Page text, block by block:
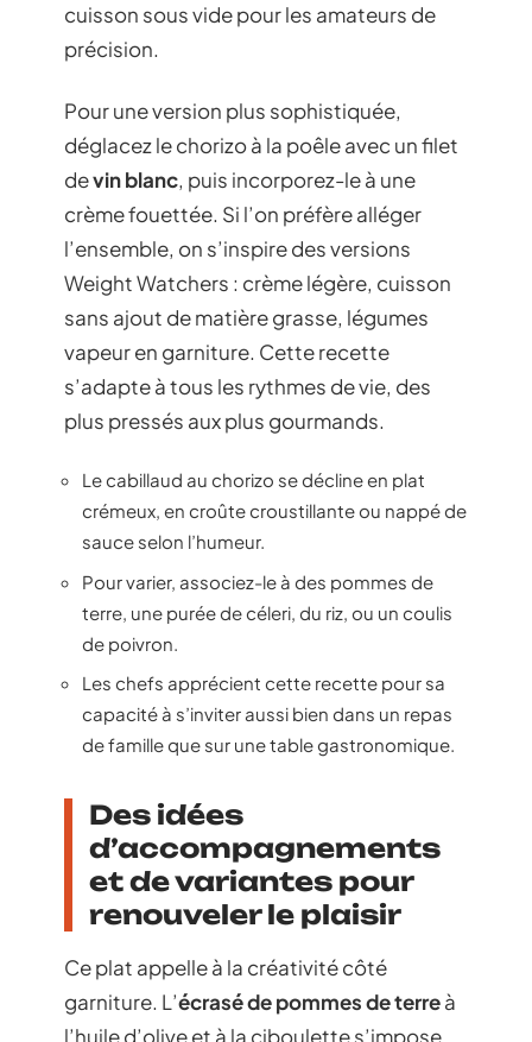
cuisson sous vide pour les amateurs de
précision.
Pour une version plus sophistiquée,
déglacez le chorizo à la poêle avec un filet
devin blanc, puis incorporez-le à une
crème fouettée. Si l’on préfère alléger
l’ensemble, on s’inspire des versions
Weight Watchers : crème légère, cuisson
sans ajout de matière grasse, légumes
vapeur en garniture. Cette recette
s’adapte à tous les rythmes de vie, des
plus pressés aux plus gourmands.
Le cabillaud au chorizo se décline en plat
crémeux, en croûte croustillante ou nappé de
sauce selon l’humeur.
Pour varier, associez-le à des pommes de
terre, une purée de céleri, du riz, ou un coulis
de poivron.
Les chefs apprécient cette recette pour sa
capacité à s’inviter aussi bien dans un repas
de famille que sur une table gastronomique.
Des idées
d’accompagnements
et de variantes pour
renouveler le plaisir
Ce plat appelle à la créativité côté
garniture. L’écrasé de pommes de terreà
l’huile d’olive et à la ciboulette s’impose